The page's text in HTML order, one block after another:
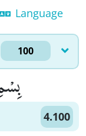
Language
100
4.100